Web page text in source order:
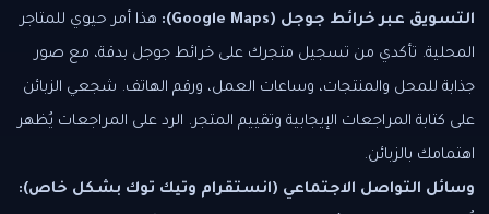
التسويق عبر خرائط جوجل (Google Maps):
هذا أمر حيوي للمتاجر
المحلية. تأكدي من تسجيل متجرك على خرائط جوجل بدقة، مع صور
جذابة للمحل والمنتجات، وساعات العمل، ورقم الهاتف. شجعي الزبائن
على كتابة المراجعات الإيجابية وتقييم المتجر. الرد على المراجعات يُظهر
اهتمامك بالزبائن.
وسائل التواصل الاجتماعي (انستقرام وتيك توك بشكل خاص):